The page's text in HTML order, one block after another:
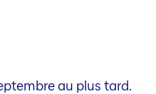
au plus tard.